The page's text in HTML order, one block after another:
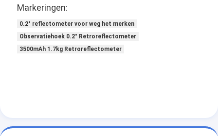
Auto Weerspiegelende Stickers
Markeringen:
0.2° reflectometer voor weg het merken
Observatiehoek 0.2° Retroreflectometer
3500mAh 1.7kg Retroreflectometer